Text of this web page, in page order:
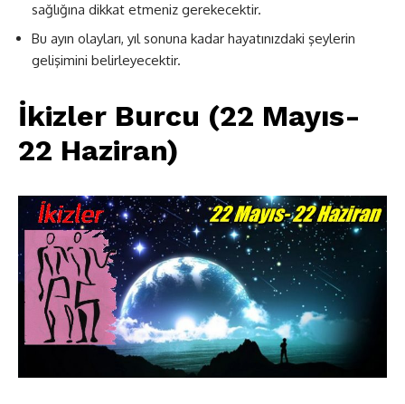
sağlığına dikkat etmeniz gerekecektir.
Bu ayın olayları, yıl sonuna kadar hayatınızdaki şeylerin
gelişimini belirleyecektir.
İkizler Burcu (22 Mayıs-
22 Haziran)